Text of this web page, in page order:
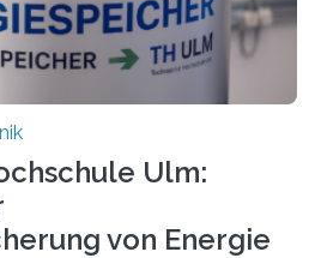
Ulm:
von Energie